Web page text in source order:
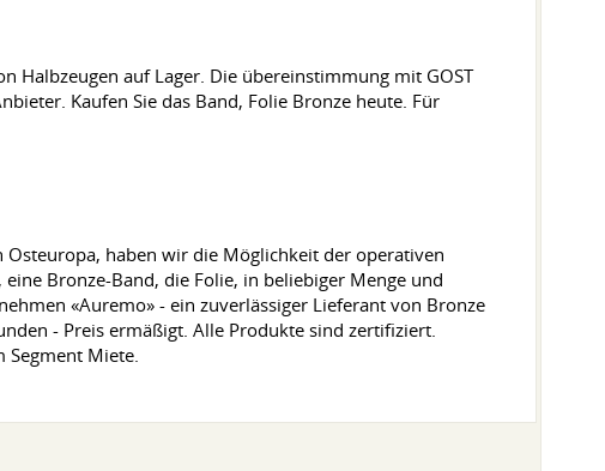
Halbzeugen auf Lager. Die übereinstimmung mit GOST
Kaufen Sie das Band, Folie Bronze heute. Für
haben wir die Möglichkeit der operativen
Bronze-Band, die Folie, in beliebiger Menge und
«Auremo» - ein zuverlässiger Lieferant von Bronze
- Preis ermäßigt. Alle Produkte sind zertifiziert.
Segment Miete.